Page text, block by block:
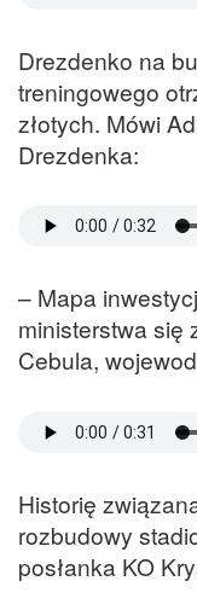
Drezdenko na
treningowego
złotych. Mówi
Drezdenka:
– Mapa
ministerstwa się
Cebula,
Historię
rozbudowy
posłanka KO